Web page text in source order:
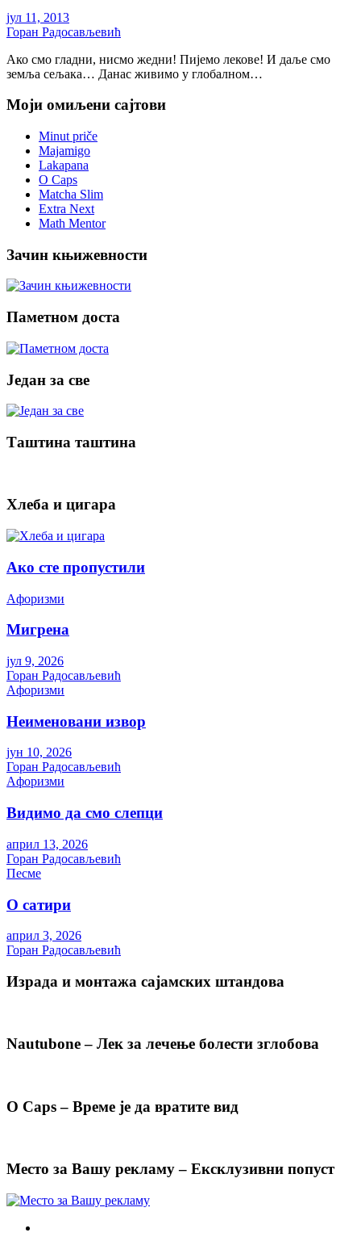
јул 11, 2013
Горан Радосављевић
Ако смо гладни, нисмо жедни! Пијемо лекове! И даље смо
земља сељака… Данас живимо у глобалном…
Моји омиљени сајтови
Minut priče
Majamigo
Lakapana
O Caps
Matcha Slim
Extra Next
Math Mentor
Зачин књижевности
Паметном доста
Један за све
Таштина таштина
Хлеба и цигара
Ако сте пропустили
Aфоризми
Мигрена
јул 9, 2026
Горан Радосављевић
Aфоризми
Неименовани извор
јун 10, 2026
Горан Радосављевић
Aфоризми
Видимо да смо слепци
април 13, 2026
Горан Радосављевић
Песме
О сатири
април 3, 2026
Горан Радосављевић
Израда и монтажа сајамских штандова
Nautubone – Лек за лечење болести зглобова
O Caps – Време је да вратите вид
Место за Вашу рекламу – Ексклузивни попуст